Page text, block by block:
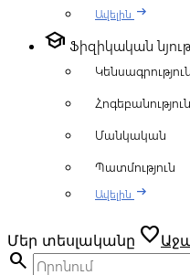
Ավելին arrow_right_alt
school Ֆիզիկական
Կենսագրություն
Հոգեբանություն
Մանկական
Պատմություն
Ավելին arrow_right_alt
Մեր տեսլականը favorite
search